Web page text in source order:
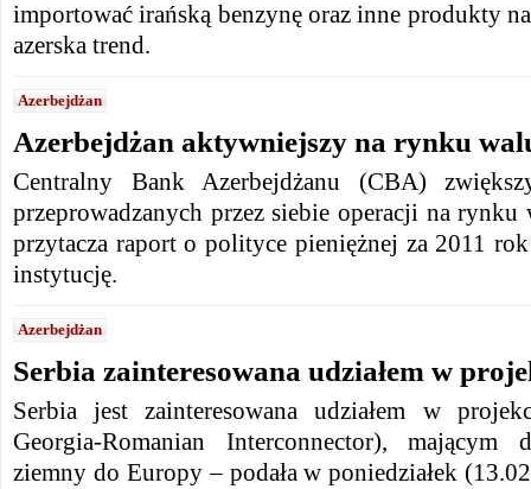
importować irańską benzynę oraz inne produkty
azerska trend.
Azerbejdżan
Azerbejdżan aktywniejszy na rynku
Centralny Bank Azerbejdżanu (CBA)
przeprowadzanych przez siebie operacji na rynku
przytacza raport o polityce pieniężnej za 2011
instytucję.
Azerbejdżan
Serbia zainteresowana udziałem w
Serbia jest zainteresowana udziałem w
Georgia-Romanian Interconnector), mającym
ziemny do Europy – podała w poniedziałek